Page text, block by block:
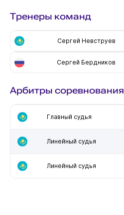
Тренеры команд
Сергей Невструев
Сергей Бердников
Арбитры соревнования
Главный судья
Линейный судья
Линейный судья